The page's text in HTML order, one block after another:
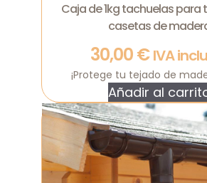
Caja de 1kg tachuelas para
casetas de
30,00€ IVA
¡Protege tu tejado de
Añadir al